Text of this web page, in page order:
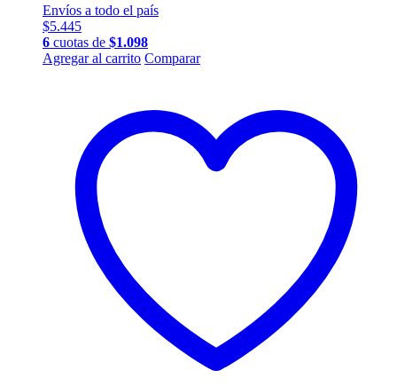
Envíos a todo el país
$5.445
6 cuotas de $1.098
Agregar al carrito Comparar